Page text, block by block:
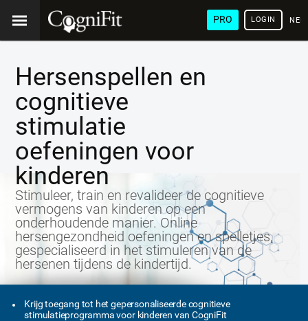
PRO LOGIN
Hersenspellen en
cognitieve
stimulatie
oefeningen voor
kinderen
Stimuleer, train en revalideer de cognitieve
vermogens van kinderen op een
onderhoudende manier. Online
hersengezondheid oefeningen en spelletjes,
gespecialiseerd in het stimuleren van de
hersenen tijdens de kindertijd.
Krijg toegang tot het gepersonaliseerde cognitieve
stimulatieprogramma voor kinderen van CogniFit